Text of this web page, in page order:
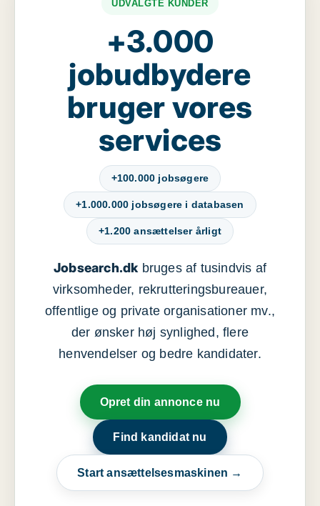
UDVALGTE KUNDER
+3.000
jobudbydere
bruger vores
services
+100.000 jobsøgere
+1.000.000 jobsøgere i databasen
+1.200 ansættelser årligt
Jobsearch.dk bruges af tusindvis af
virksomheder, rekrutteringsbureauer,
offentlige og private organisationer mv.,
der ønsker høj synlighed, flere
henvendelser og bedre kandidater.
Opret din annonce nu
Find kandidat nu
Start ansættelsesmaskinen →